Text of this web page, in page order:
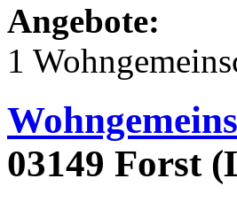
Angebote:
1
03149 Forst